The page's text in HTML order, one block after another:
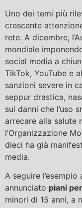
Uno dei temi più
crescente
rete. A dicembre,
mondiale
social media a
TikTok, YouTube e
sanzioni severe in
seppur drastica,
sui danni che l’uso
arrecare alla salute
l’Organizzazione
dieci ha già
media.
A seguire
annunciato piani
minori di 15 anni, a